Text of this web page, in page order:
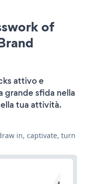
of
attivo e
grande sfida nella
tua attività.
in, captivate, turn